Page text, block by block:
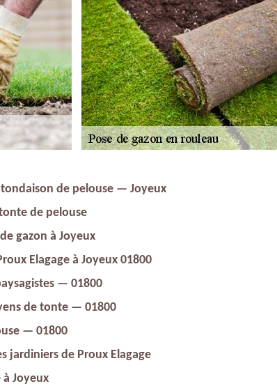
de pelouse — Joyeux
de pelouse
gazon à Joyeux
Elagage à Joyeux 01800
— 01800
de tonte — 01800
— 01800
jardiniers de Proux Elagage
Joyeux